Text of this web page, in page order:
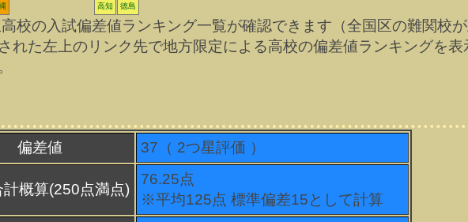
高知 徳島
の入試偏差値ランキング一覧が確認できます（全国区の難関校が
れた左上のリンク先で地方限定による高校の偏差値ランキングを
偏差値 37（ 2つ星評価 ）
概算(250点満点)
76.25点
※平均125点 標準偏差15として計算